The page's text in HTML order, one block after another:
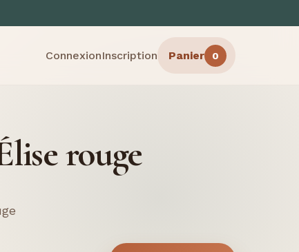
ConnexionInscription Panier 0
rouge